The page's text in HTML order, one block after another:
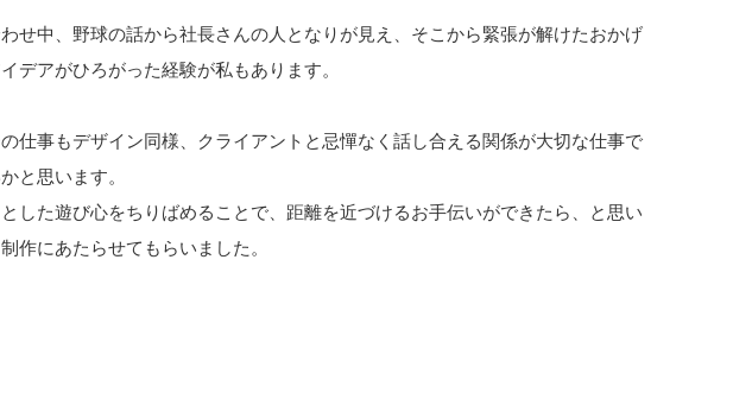
せ中、野球の話から社長さんの人となりが見え、そこから緊張が解けたおかげ
デアがひろがった経験が私もあります。
仕事もデザイン同様、クライアントと忌憚なく話し合える関係が大切な仕事で
と思います。
した遊び心をちりばめることで、距離を近づけるお手伝いができたら、と思い
作にあたらせてもらいました。